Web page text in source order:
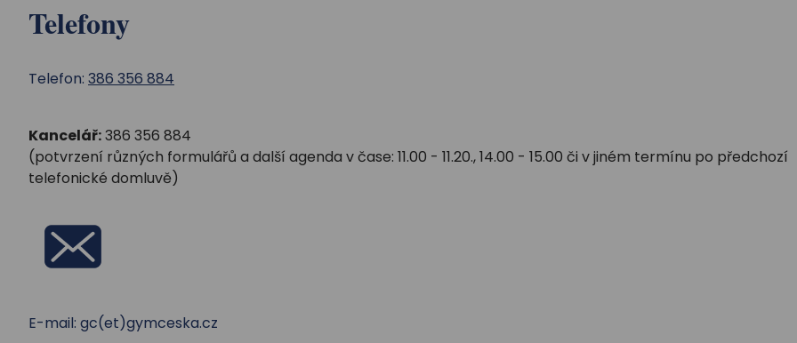
Telefony
Telefon: 386 356 884
Kancelář:386 356 884
(potvrzení různých formulářů a další agenda v čase: 11.00 - 11.20., 14.00 - 15.00 či v jiném termínu po předchozí
telefonické domluvě)
E-mail: gc(et)gymceska.cz